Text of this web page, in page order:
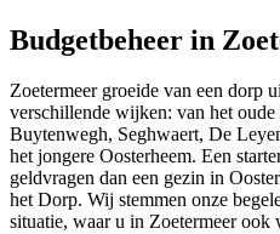
Budgetbeheer in
Zoetermeer groeide van een dorp
verschillende wijken: van het
Buytenwegh, Seghwaert, De
het jongere Oosterheem. Een
geldvragen dan een gezin in
het Dorp. Wij stemmen onze
situatie, waar u in Zoetermeer ook